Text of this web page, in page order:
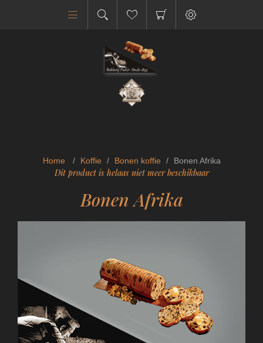
Home / Koffie / Bonen koffie / Bonen Afrika
Dit product is helaas niet meer beschikbaar
Bonen Afrika